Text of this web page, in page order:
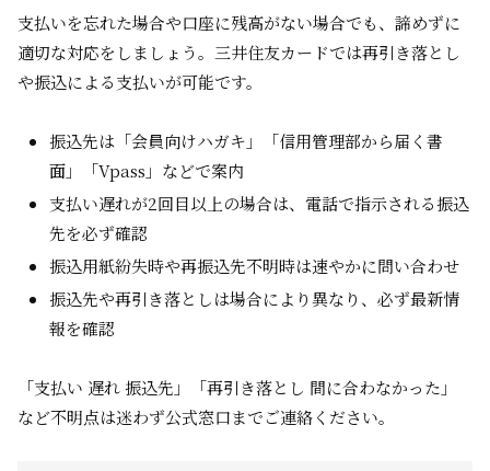
支払いを忘れた場合や口座に残高がない場合でも、諦めずに
適切な対応をしましょう。三井住友カードでは再引き落とし
や振込による支払いが可能です。
振込先は「会員向けハガキ」「信用管理部から届く書
面」「Vpass」などで案内
支払い遅れが2回目以上の場合は、電話で指示される振込
先を必ず確認
振込用紙紛失時や再振込先不明時は速やかに問い合わせ
振込先や再引き落としは場合により異なり、必ず最新情
報を確認
「支払い 遅れ 振込先」「再引き落とし 間に合わなかった」
など不明点は迷わず公式窓口までご連絡ください。